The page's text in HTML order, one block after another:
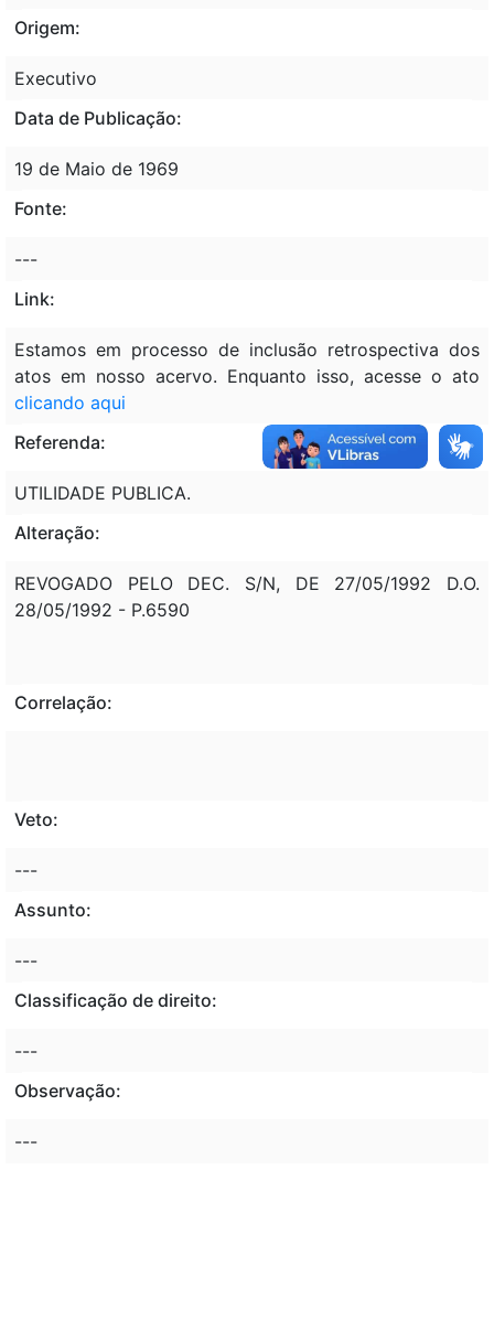
Origem:
Executivo
Data de Publicação:
19 de Maio de 1969
Fonte:
---
Link:
Estamos em processo de inclusão retrospectiva dos
atos em nosso acervo. Enquanto isso, acesse o ato
clicando aqui
Referenda:
UTILIDADE PUBLICA.
Alteração:
REVOGADO PELO DEC. S/N, DE 27/05/1992 D.O.
28/05/1992 - P.6590
Correlação:
Veto:
---
Assunto:
---
Classificação de direito:
---
Observação:
---